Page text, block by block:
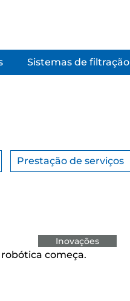
Sistemas de filtração
Prestação de serviços
Inovações
começa.